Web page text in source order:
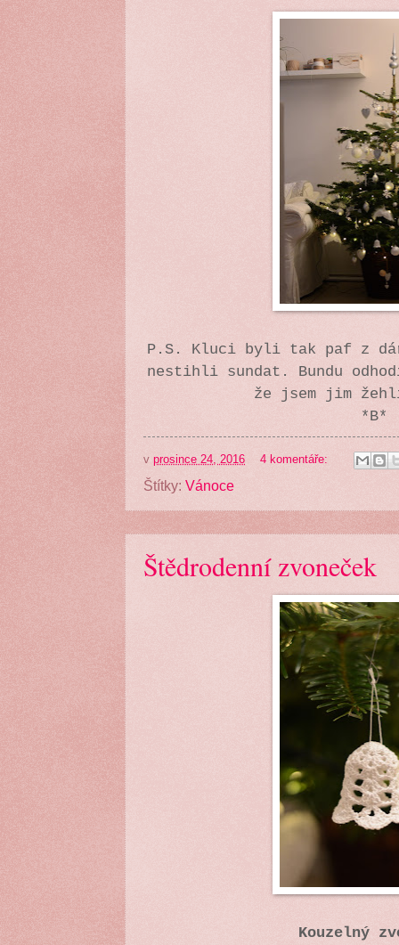
P.S. Kluci byli tak paf z
nestihli sundat. Bundu
že jsem jim
*B*
v prosince 24, 2016 4 komentáře:
Štítky: Vánoce
Štědrodenní zvoneček
Kouzelný